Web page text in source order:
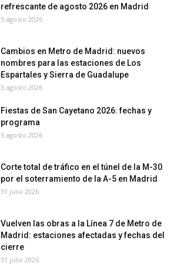
refrescante de agosto 2026 en Madrid
5 agosto 2026
Cambios en Metro de Madrid: nuevos
nombres para las estaciones de Los
Espartales y Sierra de Guadalupe
3 agosto 2026
Fiestas de San Cayetano 2026: fechas y
programa
3 agosto 2026
Corte total de tráfico en el túnel de la M-30
por el soterramiento de la A-5 en Madrid
31 julio 2026
Vuelven las obras a la Línea 7 de Metro de
Madrid: estaciones afectadas y fechas del
cierre
31 julio 2026